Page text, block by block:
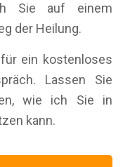
Sie auf einem
der Heilung.
ein kostenloses
Lassen Sie
wie ich Sie in
kann.